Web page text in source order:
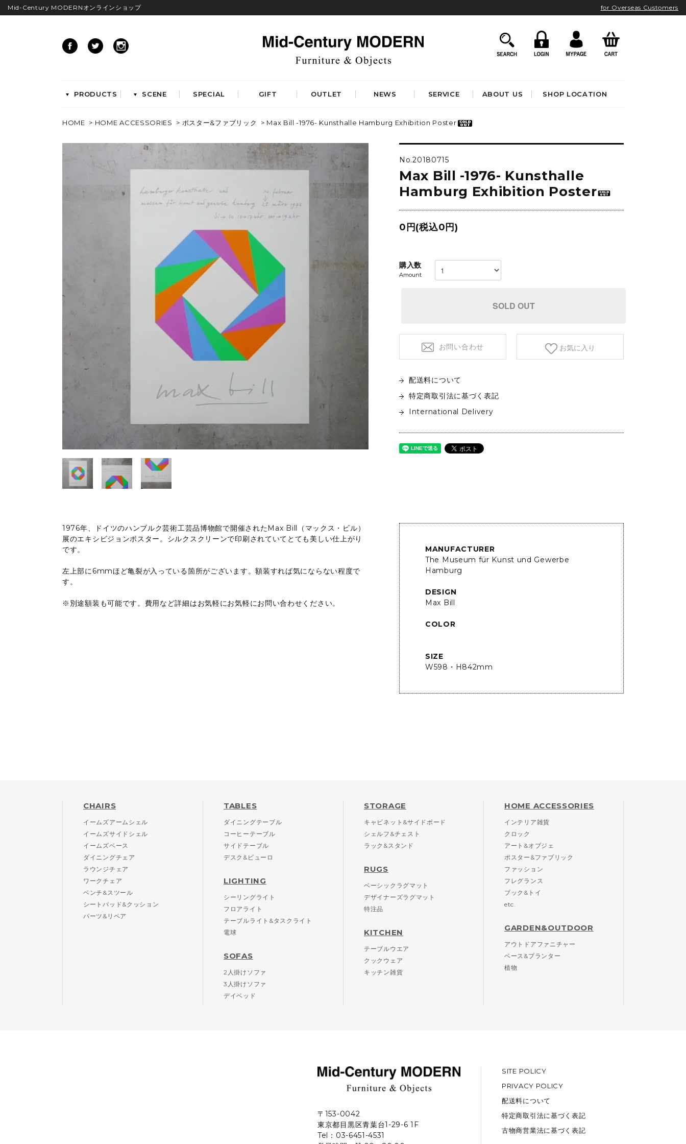
Mid-Century MODERNオンラインショップ for Overseas Customers
PRODUCTS SCENE SPECIAL GIFT OUTLET NEWS SERVICE ABOUT US SHOP LOCATION
イームズアームシェル
イームズサイドシェル
ダイニングチェア
ラウンジチェア
ダイニングテーブル
コーヒーテーブル
サイドテーブル
LIGHTING
フロアライト
テーブルライト&タスクライト
電球
SOFAS
2人掛けソファ
3人掛けソファ
デイベッド
シェルフ&チェスト
ラック&スタンド
RUGS
ベーシックラグマット
デザイナーズラグマット
KITCHEN
テーブルウエア
アート&オブジェ
ポスター&ファブリック
ファッション
DINING BEDROOM BATHROOM OUTDOOR
HOME > HOME ACCESSORIES > ポスター&ファブリック > Max Bill -1976- Kunsthalle Hamburg Exhibition Poster
No.20180715
Max Bill -1976- Kunsthalle
Hamburg Exhibition Poster
0円(税込0円)
購入数
Amount
SOLD OUT
お問い合わせ お気に入り
配送料について
特定商取引法に基づく表記
International Delivery
MANUFACTURER
The Museum für Kunst und Gewerbe
Hamburg
DESIGN
Max Bill
COLOR
SIZE
W598・H842mm
1976年、ドイツのハンブルク芸術工芸品博物館で開催されたMax Bill（マックス・ビル）
展のエキシビジョンポスター。シルクスクリーンで印刷されていてとても美しい仕上がり
です。
左上部に6mmほど亀裂が入っている箇所がございます。額装すれば気にならない程度で
す。
※別途額装も可能です。費用など詳細はお気軽にお気軽にお問い合わせください。
CHAIRS
イームズアームシェル
イームズサイドシェル
イームズベース
ダイニングチェア
ラウンジチェア
ワークチェア
ベンチ&スツール
シートパッド&クッション
パーツ&リペア
TABLES
ダイニングテーブル
コーヒーテーブル
サイドテーブル
デスク&ビューロ
LIGHTING
シーリングライト
フロアライト
テーブルライト&タスクライト
電球
SOFAS
2人掛けソファ
3人掛けソファ
デイベッド
STORAGE
キャビネット&サイドボード
シェルフ&チェスト
ラック&スタンド
RUGS
ベーシックラグマット
デザイナーズラグマット
特注品
KITCHEN
テーブルウエア
クックウェア
キッチン雑貨
HOME ACCESSORIES
インテリア雑貨
クロック
アート&オブジェ
ポスター&ファブリック
ファッション
フレグランス
ブック&トイ
etc.
GARDEN&OUTDOOR
アウトドアファニチャー
ベース&プランター
植物
〒153-0042
東京都目黒区青葉台1-29-6 1F
Tel：03-6451-4531
SITE POLICY
PRIVACY POLICY
配送料について
特定商取引法に基づく表記
古物商営業法に基づく表記